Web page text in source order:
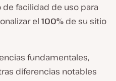
facilidad de uso para
el 100% de su sitio
fundamentales,
diferencias notables